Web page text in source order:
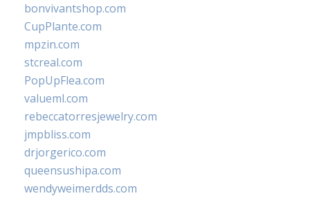
bonvivantshop.com
CupPlante.com
mpzin.com
stcreal.com
PopUpFlea.com
valueml.com
rebeccatorresjewelry.com
jmpbliss.com
drjorgerico.com
queensushipa.com
wendyweimerdds.com